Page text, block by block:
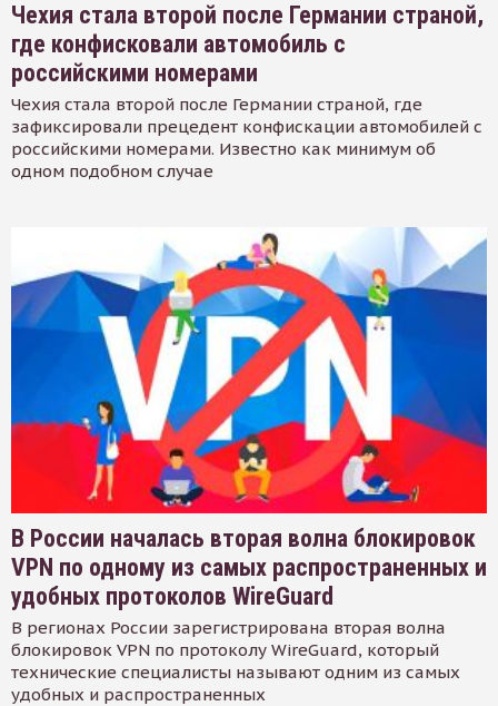
Чехия стала второй после Германии страной,
где конфисковали автомобиль с
российскими номерами
Чехия стала второй после Германии страной, где
зафиксировали прецедент конфискации автомобилей с
российскими номерами. Известно как минимум об
одном подобном случае
В России началась вторая волна блокировок
VPN по одному из самых распространенных и
удобных протоколов WireGuard
В регионах России зарегистрирована вторая волна
блокировок VPN по протоколу WireGuard, который
технические специалисты называют одним из самых
удобных и распространенных